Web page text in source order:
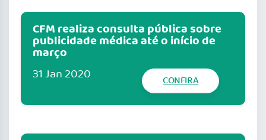
CFM realiza consulta pública sobre
publicidade médica até o início de
março
31 Jan 2020 CONFIRA